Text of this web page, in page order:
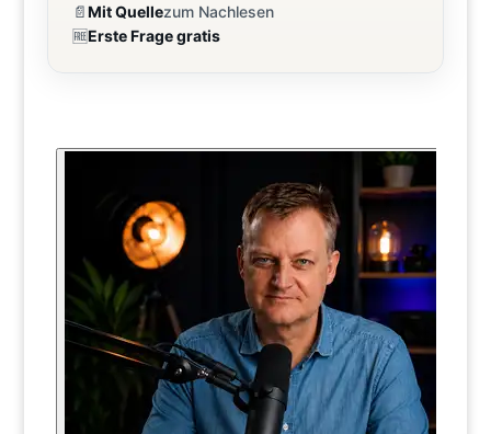
📄Mit Quellezum Nachlesen
🆓Erste Frage gratis